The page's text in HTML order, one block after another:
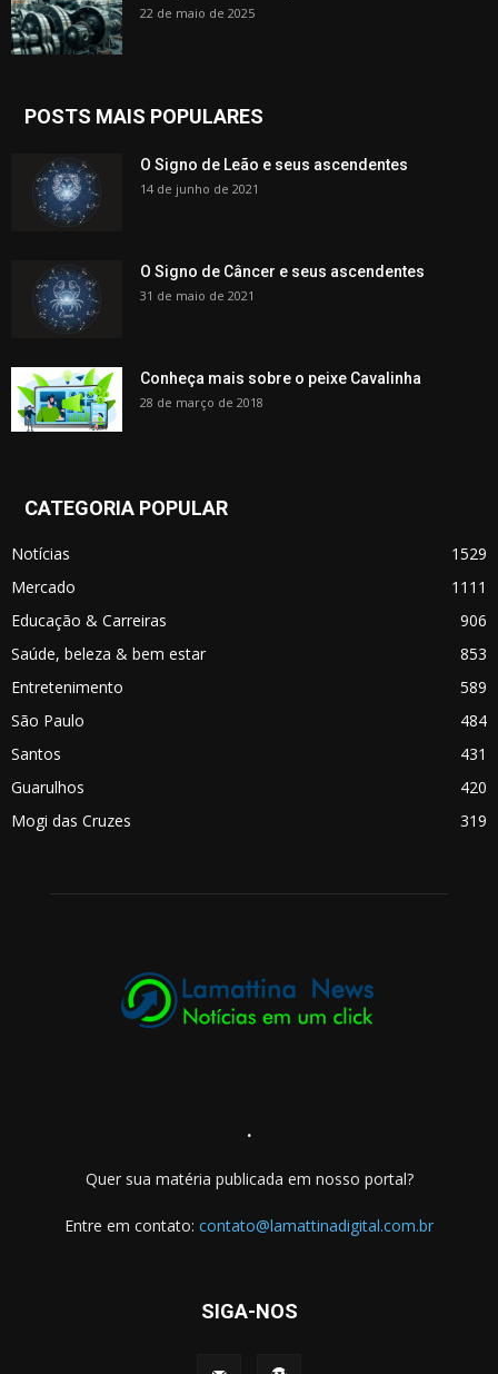
22 de maio de 2025
POSTS MAIS POPULARES
O Signo de Leão e seus ascendentes
14 de junho de 2021
O Signo de Câncer e seus ascendentes
31 de maio de 2021
Conheça mais sobre o peixe Cavalinha
28 de março de 2018
CATEGORIA POPULAR
Notícias
1529
Mercado
1111
Educação & Carreiras
906
Saúde, beleza & bem estar
853
Entretenimento
589
São Paulo
484
Santos
431
Guarulhos
420
Mogi das Cruzes
319
.
Quer sua matéria publicada em nosso portal?
Entre em contato: contato@lamattinadigital.com.br
SIGA-NOS